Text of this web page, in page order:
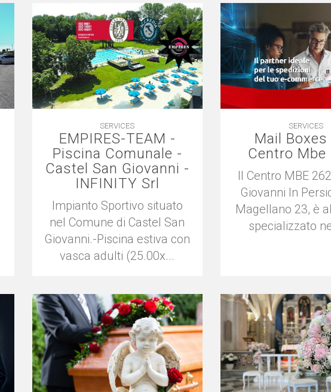
SERVICES
EMPIRES-TEAM -
Piscina Comunale -
Castel San Giovanni -
INFINITY Srl
Impianto Sportivo situato
nel Comune di Castel San
Giovanni.-Piscina estiva con
vasca adulti (25.00x...
SERVICES
Mail Boxes
Centro Mbe
Il Centro MBE
Giovanni In
Magellano 23, è
specializzato